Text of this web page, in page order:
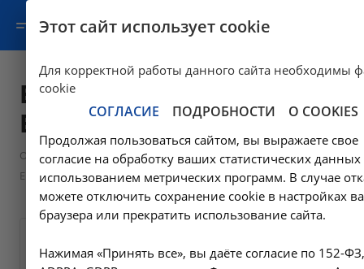
Ершов Виталий
Валерьевич
О клинике — Сотрудники — Руководители —
Ершов Виталий Валерьевич
Этот сайт использует cookie
Для корректной работы данного сайта необходимы
cookie
СОГЛАСИЕ ПОДРОБНОСТИ О COOKIES
Продолжая пользоваться сайтом, вы выражаете свое
согласие на обработку ваших статистических данных
использованием метрических программ. В случае
можете отключить сохранение cookie в настройках
браузера или прекратить использование сайта.
Нажимая «Принять все», вы даёте согласие по 152-